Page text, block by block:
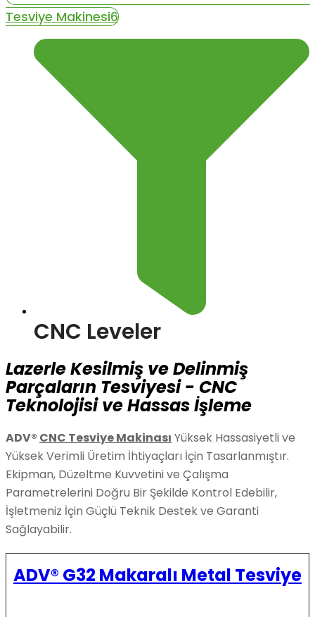
Tesviye Makinesi6
CNC Leveler
Lazerle Kesilmiş ve Delinmiş
Parçaların Tesviyesi - CNC
Teknolojisi ve Hassas İşleme
ADV® CNC Tesviye Makinası Yüksek Hassasiyetli ve
Yüksek Verimli Üretim İhtiyaçları İçin Tasarlanmıştır.
Ekipman, Düzeltme Kuvvetini ve Çalışma
Parametrelerini Doğru Bir Şekilde Kontrol Edebilir,
İşletmeniz İçin Güçlü Teknik Destek ve Garanti
Sağlayabilir.
ADV® G32 Makaralı Metal Tesviye